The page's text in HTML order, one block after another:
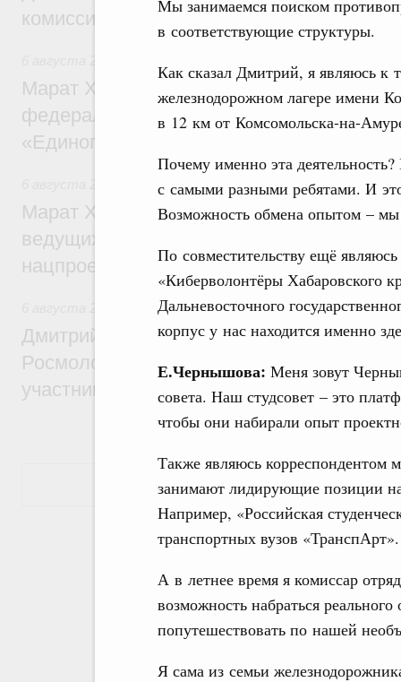
Мы занимаемся поиском
в соответствующие структуры.
Как сказал Дмитрий, я являюсь к
железнодорожном лагере имени
в 12 км от Комсомольска-на-
Почему именно эта
с самыми разными ребятами. И
Возможность обмена опытом – мы
По совместительству ещё
«Киберволонтёры Хабаровского
Дальневосточного
корпус у нас находится именно
Е.Чернышова: Меня зовут
совета. Наш студсовет – это
чтобы они набирали опыт
Также являюсь
занимают лидирующие позиции
Например, «Российская
транспортных вузов «ТранспАрт».
А в летнее время я комиссар
возможность набраться
попутешествовать по нашей
Я сама из семьи
комиссии по промышленности
Марат Хуснуллин: Более 130
федерального значения построено под
«Единого заказчика»
Национальный проект «Инфраструктура
Марат Хуснуллин: Порядка 200
ведущих к спортивным объектам,
нацпроекту «Инфраструктура для
Молодёжная политика
Дмитрий Чернышенко, Сергей Кравцов и
Росмолодёжи Григорий Гуров
участников проекта «Кольцо открытий»
Показать еще